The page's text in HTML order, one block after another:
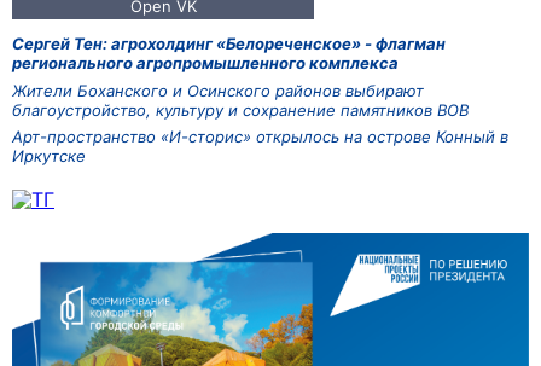
Сергей Тен: агрохолдинг «Белореченское» - флагман
регионального агропромышленного комплекса
Жители Боханского и Осинского районов выбирают
благоустройство, культуру и сохранение памятников ВОВ
Арт-пространство «И-сторис» открылось на острове Конный в
Иркутске